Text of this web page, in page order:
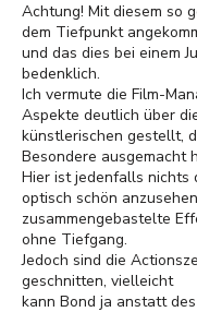
Achtung! Mit diesem so
dem Tiefpunkt
und das dies bei einem
bedenklich.
Ich vermute die Film-
Aspekte deutlich über
künstlerischen gestellt,
Besondere ausgemacht
Hier ist jedenfalls nichts
optisch schön
zusammengebastelte
ohne Tiefgang.
Jedoch sind die
geschnitten, vielleicht
kann Bond ja anstatt